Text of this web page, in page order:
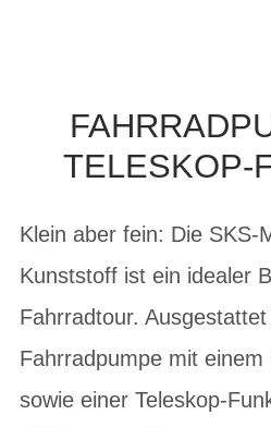
TELESKOP-
Klein aber fein: Die SKS-
Kunststoff ist ein idealer
Fahrradtour.
Fahrradpumpe mit
sowie einer Teleskop-